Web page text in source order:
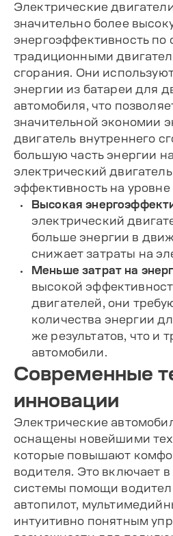
Электрические
значительно более
энергоэффективность по
традиционными
сгорания. Они
энергии из батареи для
автомобиля, что
значительной экономии
двигатель внутреннего
большую часть энергии
электрический
эффективность на уровне
Высокая
электрический
больше энергии в
снижает затраты на
Меньше затрат на
высокой
двигателей, они
количества энергии
же результатов, что и
автомобили.
Современные
инновации
Электрические
оснащены новейшими
которые повышают
водителя. Это включает
системы помощи
автопилот,
интуитивно понятным